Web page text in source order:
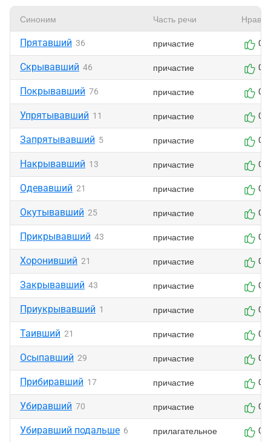
Синоним Часть речи
Прятавший 36 причастие 0
Скрывавший 46 причастие 0
Покрывавший 76 причастие 0
Упрятывавший 11 причастие 0
Запрятывавший 5 причастие 0
Накрывавший 13 причастие 0
Одевавший 21 причастие 0
Окутывавший 25 причастие 0
Прикрывавший 43 причастие 0
Хоронивший 21 причастие 0
Закрывавший 43 причастие 0
Приукрывавший 1 причастие 0
Таивший 21 причастие 0
Осыпавший 29 причастие 0
Прибиравший 17 причастие 0
Убиравший 70 причастие 0
Убиравший подальше 6 прилагательное 0